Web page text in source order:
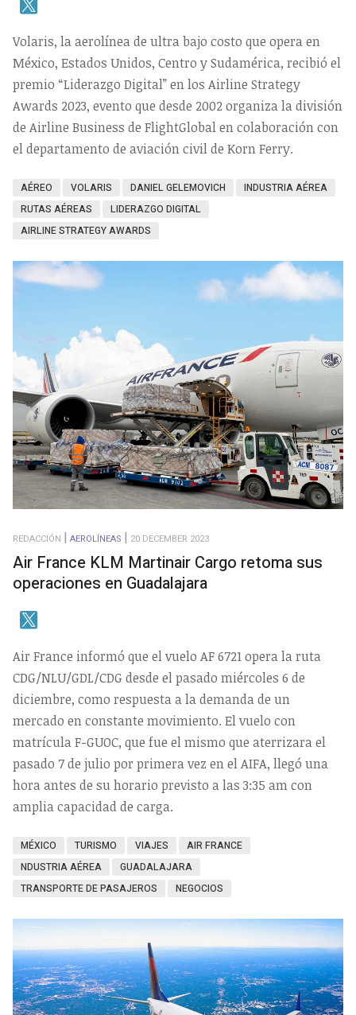
Volaris, la aerolínea de ultra bajo costo que opera en
México, Estados Unidos, Centro y Sudamérica, recibió el
premio “Liderazgo Digital” en los Airline Strategy
Awards 2023, evento que desde 2002 organiza la división
de Airline Business de FlightGlobal en colaboración con
el departamento de aviación civil de Korn Ferry.
AÉREO VOLARIS DANIEL GELEMOVICH
INDUSTRIA AÉREA
RUTAS AÉREAS
LIDERAZGO DIGITAL
AIRLINE STRATEGY AWARDS
REDACCIÓN AEROLÍNEAS 20 DECEMBER 2023
Air France KLM Martinair Cargo retoma sus
operaciones en Guadalajara
Air France informó que el vuelo AF 6721 opera la ruta
CDG/NLU/GDL/CDG desde el pasado miércoles 6 de
diciembre, como respuesta a la demanda de un
mercado en constante movimiento. El vuelo con
matrícula F-GUOC, que fue el mismo que aterrizara el
pasado 7 de julio por primera vez en el AIFA, llegó una
hora antes de su horario previsto a las 3:35 am con
amplia capacidad de carga.
MÉXICO TURISMO VIAJES
AIR FRANCE
NDUSTRIA AÉREA
GUADALAJARA
TRANSPORTE DE PASAJEROS
NEGOCIOS